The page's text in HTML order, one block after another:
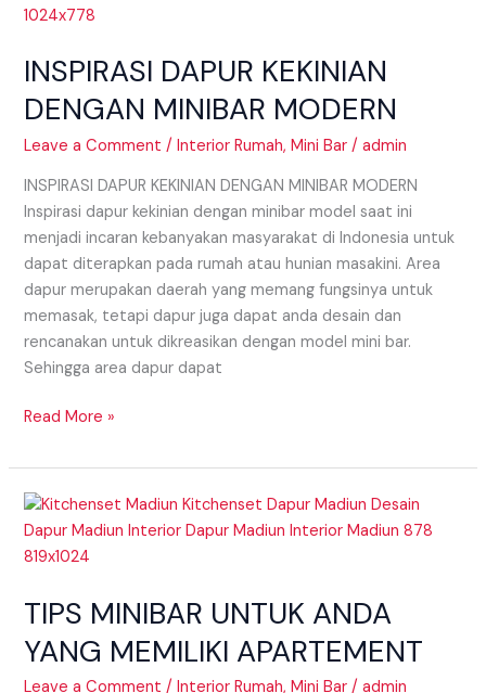
INSPIRASI DAPUR KEKINIAN
DENGAN MINIBAR MODERN
Leave a Comment /Interior Rumah,Mini Bar /admin
INSPIRASI DAPUR KEKINIAN DENGAN MINIBAR MODERN
Inspirasi dapur kekinian dengan minibar model saat ini
menjadi incaran kebanyakan masyarakat di Indonesia untuk
dapat diterapkan pada rumah atau hunian masakini. Area
dapur merupakan daerah yang memang fungsinya untuk
memasak, tetapi dapur juga dapat anda desain dan
rencanakan untuk dikreasikan dengan model mini bar.
Sehingga area dapur dapat
KEKINIAN
MINIBAR
Read More »
TIPS MINIBAR UNTUK ANDA
YANG MEMILIKI APARTEMENT
Leave a Comment /Interior Rumah,Mini Bar /admin
TIPS
MINIBAR
UNTUK
YANG
APARTEMENT